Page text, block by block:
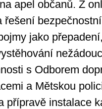
apel občanů. Z
řešení
jako
s Odborem
a Mětskou
přípravě instalace